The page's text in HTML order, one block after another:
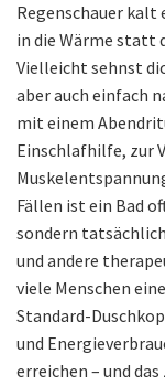
Regenschauer
in die Wärme statt
Vielleicht sehnst
aber auch einfach
mit einem
Einschlafhilfe, zur
Fällen ist ein Bad
sondern
und andere
viele Menschen
Standard-
und
erreichen – und